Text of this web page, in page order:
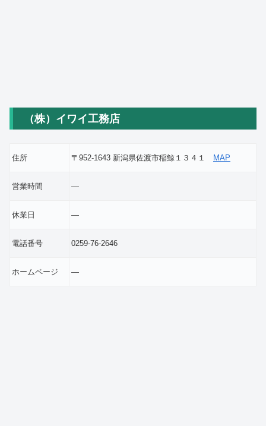
（株）イワイ工務店
住所 〒952-1643 新潟県佐渡市稲鯨１３４１ MAP
営業時間 ―
休業日 ―
電話番号 0259-76-2646
ホームページ ―